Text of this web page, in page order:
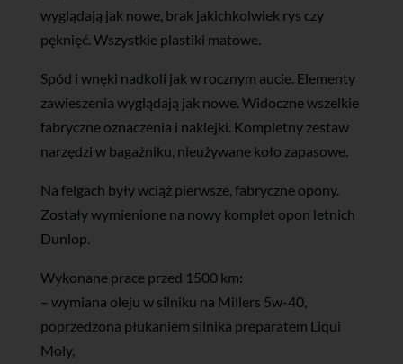
wyglądają jak nowe, brak jakichkolwiek rys czy
pęknięć. Wszystkie plastiki matowe.
Spód i wnęki nadkoli jak w rocznym aucie. Elementy
zawieszenia wyglądają jak nowe. Widoczne wszelkie
fabryczne oznaczenia i naklejki. Kompletny zestaw
narzędzi w bagażniku, nieużywane koło zapasowe.
Na felgach były wciąż pierwsze, fabryczne opony.
Zostały wymienione na nowy komplet opon letnich
Dunlop.
Wykonane prace przed 1500 km:
– wymiana oleju w silniku na Millers 5w-40,
poprzedzona płukaniem silnika preparatem Liqui
Moly,